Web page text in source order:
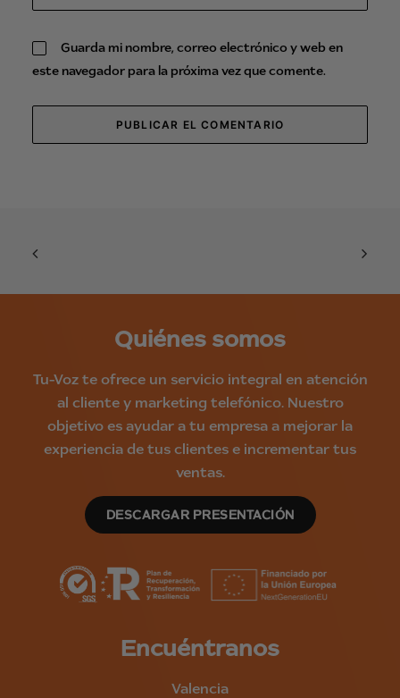
Guarda mi nombre, correo electrónico y web en
este navegador para la próxima vez que comente.
Quiénes somos
Tu-Voz te ofrece un servicio integral en atención
al cliente y marketing telefónico. Nuestro
objetivo es ayudar a tu empresa a mejorar la
experiencia de tus clientes e incrementar tus
ventas.
DESCARGAR PRESENTACIÓN
Encuéntranos
Valencia